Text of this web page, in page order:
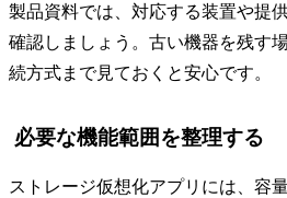
製品資料では、対応する装置や提
確認しましょう。古い機器を残す
続方式まで見ておくと安心です。
必要な機能範囲を整理する
ストレージ仮想化アプリには、容